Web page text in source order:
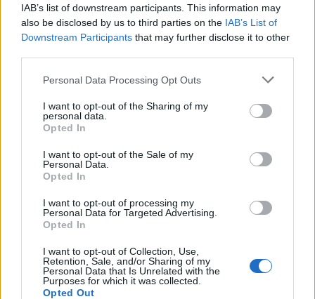
IAB’s list of downstream participants. This information may
also be disclosed by us to third parties on the IAB’s List of
Downstream Participants that may further disclose it to other
Please note that this website/app uses one or more Google
not limited to your visit or usage behaviour. You may click to
grant or deny consent to Google and its third-party tags to
use your data for below specified purposes in below Google
consent section.
Personal Data Processing Opt Outs
I want to opt-out of the Sharing of my
personal data.
Opted In
I want to opt-out of the Sale of my
Personal Data.
Opted In
I want to opt-out of processing my
Personal Data for Targeted Advertising.
Opted In
I want to opt-out of Collection, Use,
Retention, Sale, and/or Sharing of my
Personal Data that Is Unrelated with the
Purposes for which it was collected.
Opted Out
Brent cae un 8.3% y arrastra a las materias primas en agosto
Lucía Herrera · 6 Ago 2026
CRIPTOMONEDAS